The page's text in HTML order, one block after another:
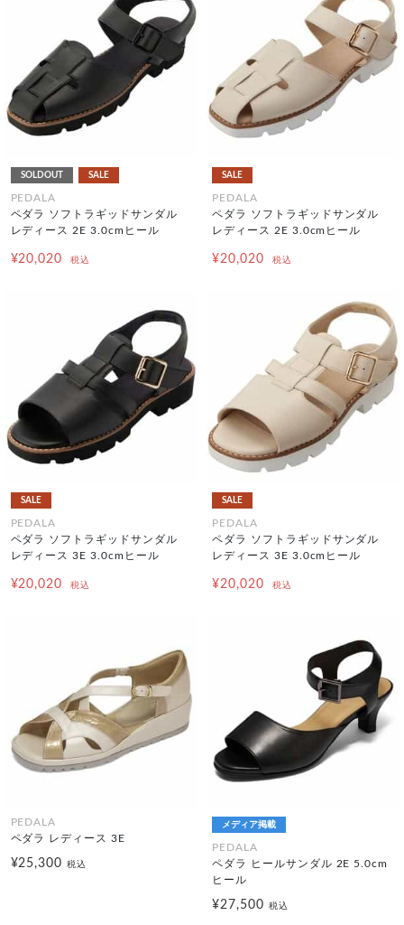
SOLDOUT SALE
PEDALA
ペダラ ソフトラギッドサンダル
レディース 2E 3.0cmヒール
¥20,020 税込
SALE
PEDALA
ペダラ ソフトラギッドサンダル
レディース 2E 3.0cmヒール
¥20,020 税込
SALE
PEDALA
ペダラ ソフトラギッドサンダル
レディース 3E 3.0cmヒール
¥20,020 税込
SALE
PEDALA
ペダラ ソフトラギッドサンダル
レディース 3E 3.0cmヒール
¥20,020 税込
PEDALA
ペダラ レディース 3E
¥25,300税込
メディア掲載
PEDALA
ペダラ ヒールサンダル 2E 5.0cm
ヒール
¥27,500 税込